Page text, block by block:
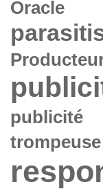
Oracle
publicité
trompeuse